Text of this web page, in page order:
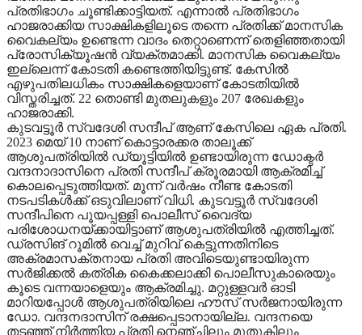
പ്രതിഭാഗം ചൂണ്ടിക്കാട്ടിയത്. എന്നാല്‍ പ്രതിഭാഗം
ഹാജരാക്കിയ സാക്ഷികളിലൂടെ തന്നെ പ്രതിക്ക് മാനസിക
വൈകല്യം ഉണ്ടെന്ന വാദം തെറ്റാണെന്ന് തെളിഞ്ഞതായി
പ്രോസിക്യൂഷന്‍ വ്യക്തമാക്കി. മാനസിക വൈകല്യം
ഇല്ലെന്ന് കോടതി കണ്ടെത്തിയിട്ടുണ്ട്. കേസില്‍
എഴുപതിലധികം സാക്ഷികളെയാണ് കോടതിയില്‍
വിസ്തരിച്ചത്. 22 തൊണ്ടി മുതലുകളും 207 രേഖകളും
ഹാജരാക്കി.
കുടവട്ടൂര്‍ സ്വദേശി സന്ദീപ് ആണ് കേസിലെ ഏക പ്രതി.
2023 മെയ് 10 നാണ് കൊട്ടാരക്കര താലൂക്ക്
ആശുപത്രിയില്‍ ഡ്യൂട്ടിയില്‍ ഉണ്ടായിരുന്ന ഡോക്ടര്‍
വന്ദനാദാസിനെ പ്രതി സന്ദീപ് ക്രൂരമായി ആക്രമിച്ച്
കൊലപ്പെടുത്തിയത്. മൂന്ന് വര്‍ഷം നീണ്ട കോടതി
നടപടികള്‍ക്ക് ഒടുവിലാണ് വിധി. കുടവട്ടൂര്‍ സ്വദേശി
സന്ദീപിനെ പൂയപ്പള്ളി പൊലീസ് വൈദ്യ
പരിശോധനയ്ക്കായിട്ടാണ് ആശുപത്രിയില്‍ എത്തിച്ചത്.
ഡ്രസിങ് റൂമില്‍ വെച്ച് മുറിവ് കെട്ടുന്നതിനിടെ
അക്രമാസക്തനായ പ്രതി അവിടെയുണ്ടായിരുന്ന
സര്‍ജിക്കല്‍ കത്രിക കൈക്കലാക്കി പൊലീസുകാരെയും
കൂടെ വന്നയാളെയും ആക്രമിച്ചു. മറ്റുള്ളവര്‍ ഓടി
മാറിയപ്പോള്‍ ആശുപത്രിയിലെ ഹൗസ് സര്‍ജനായിരുന്ന
ഡോ. വന്ദനദാസിന് രക്ഷപ്പെടാനായില്ല. വന്ദനയെ
തടഞ്ഞ് നിര്‍ത്തിയ പ്രതി നെഞ്ചിലും മുതുകിലും